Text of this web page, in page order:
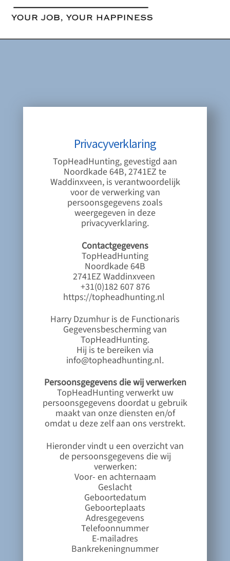
content
Privacyverklaring
TopHeadHunting, gevestigd aan
Noordkade 64B, 2741EZ te
Waddinxveen, is verantwoordelijk
voor de verwerking van
persoonsgegevens zoals
weergegeven in deze
privacyverklaring.
Contactgegevens
TopHeadHunting
Noordkade 64B
2741EZ Waddinxveen
+31(0)182 607 876
https://topheadhunting.nl
Harry Dzumhur is de Functionaris
Gegevensbescherming van
TopHeadHunting.
Hij is te bereiken via
info@topheadhunting.nl.
Persoonsgegevens die wij verwerken
TopHeadHunting verwerkt uw
persoonsgegevens doordat u gebruik
maakt van onze diensten en/of
omdat u deze zelf aan ons verstrekt.
Hieronder vindt u een overzicht van
de persoonsgegevens die wij
verwerken:
Voor- en achternaam
Geslacht
Geboortedatum
Geboorteplaats
Adresgegevens
Telefoonnummer
E-mailadres
Bankrekeningnummer